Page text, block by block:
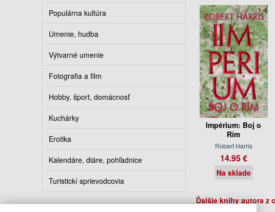
Populárna kultúra
Umenie, hudba
Výtvarné umenie
Fotografia a film
Hobby, šport, domácnosť
Kuchárky
Erotika
Kalendáre, diáre, pohľadnice
Turistickí sprievodcovia
Impérium: Boj o
Rím
Robert Harris
14.95 €
Na sklade
Ďalšie knihy autora z